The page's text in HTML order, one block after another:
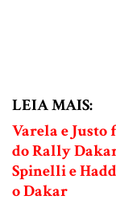
LEIA MAIS:
Varela e Justo
do Rally
Spinelli e
o Dakar